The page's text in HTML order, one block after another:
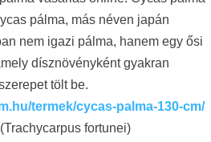
pálma, más néven japán
nem igazi pálma, hanem egy ősi
dísznövényként gyakran
tölt be.
termek/cycas-palma-130-cm/
fortunei)